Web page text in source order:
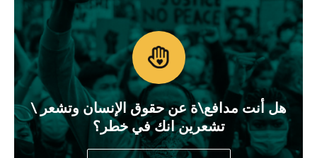
هل أنت مدافع\ة عن حقوق الإنسان وتشعر \
تشعرين انك في خطر؟